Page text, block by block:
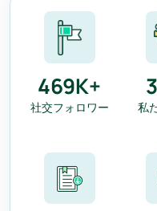
469K+
社交フォロワー 私